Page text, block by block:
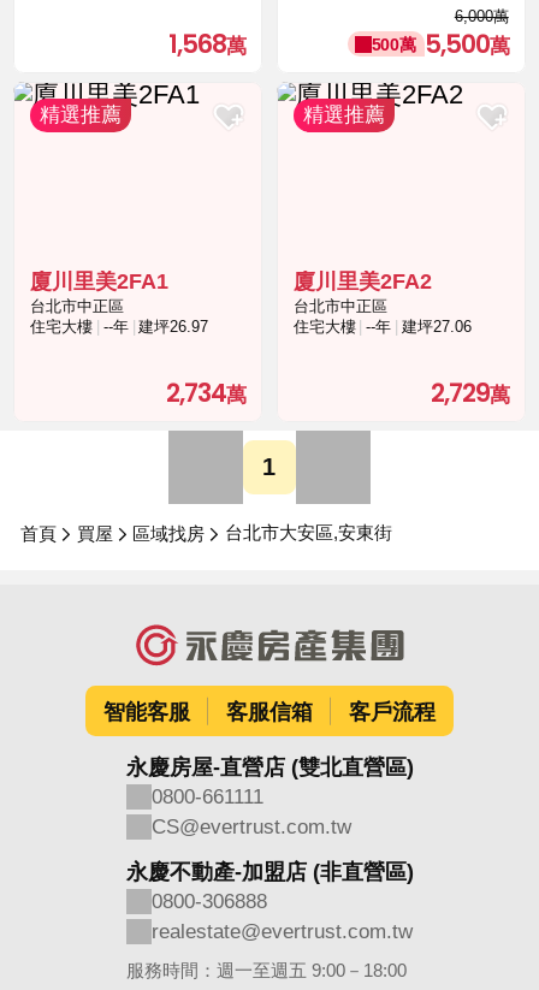
1,568
6,000萬
500萬 5,500
廈川里美2FA1
台北市中正區
住宅大樓
--年 建坪26.97
2,734
廈川里美2FA2
台北市中正區
住宅大樓
--年 建坪27.06
2,729
1
首頁 買屋 區域找房 台北市大安區,安東街
智能客服 客服信箱 客戶流程
永慶房屋-直營店 (雙北直營區)
0800-661111
CS@evertrust.com.tw
永慶不動產-加盟店 (非直營區)
0800-306888
realestate@evertrust.com.tw
服務時間：週一至週五 9:00－18:00